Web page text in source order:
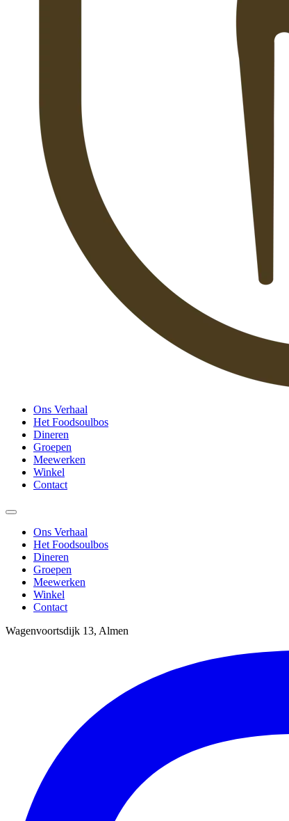
Ons Verhaal
Het Foodsoulbos
Dineren
Groepen
Meewerken
Winkel
Contact
Ons Verhaal
Het Foodsoulbos
Dineren
Groepen
Meewerken
Winkel
Contact
Wagenvoortsdijk 13, Almen